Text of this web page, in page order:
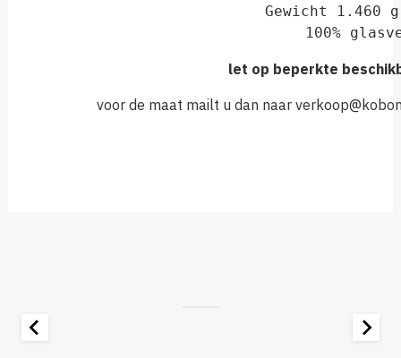
Gewicht 1.460
let op beperkte
voor de maat mailt u dan naar